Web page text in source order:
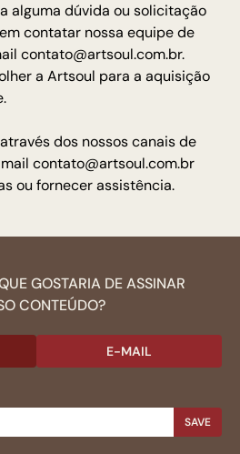
alguma dúvida ou solicitação
contatar nossa equipe de
contato@artsoul.com.br.
a Artsoul para a aquisição
dos nossos canais de
contato@artsoul.com.br
ou fornecer assistência.
GOSTARIA DE ASSINAR
CONTEÚDO?
E-MAIL
SAVE